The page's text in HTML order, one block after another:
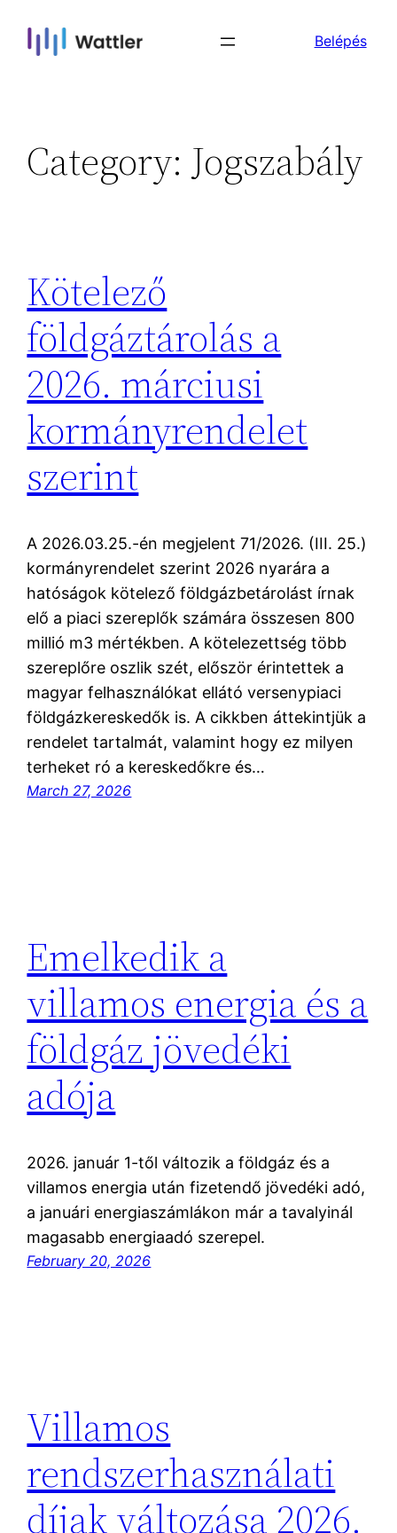
Belépés
Category: Jogszabály
Kötelező
földgáztárolás a
2026. márciusi
kormányrendelet
szerint
A 2026.03.25.-én megjelent 71/2026. (III. 25.)
kormányrendelet szerint 2026 nyarára a
hatóságok kötelező földgázbetárolást írnak
elő a piaci szereplők számára összesen 800
millió m3 mértékben. A kötelezettség több
szereplőre oszlik szét, először érintettek a
magyar felhasználókat ellátó versenypiaci
földgázkereskedők is. A cikkben áttekintjük a
rendelet tartalmát, valamint hogy ez milyen
terheket ró a kereskedőkre és…
March 27, 2026
Emelkedik a
villamos energia és a
földgáz jövedéki
adója
2026. január 1-től változik a földgáz és a
villamos energia után fizetendő jövedéki adó,
a januári energiaszámlákon már a tavalyinál
magasabb energiaadó szerepel.
February 20, 2026
Villamos
rendszerhasználati
díjak változása 2026.